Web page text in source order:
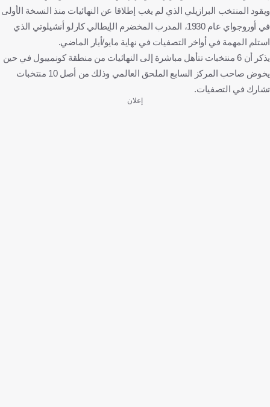
ويقود المنتخب البرازيلي الذي لم يغب إطلاقا عن النهائيات منذ النسخة الأولى
في أوروجواي عام 1930، المدرب المخضرم الإيطالي كارلو أنشيلوتي الذي
استلم المهمة في أواخر التصفيات في نهاية مايو/أيار الماضي.
يذكر أن 6 منتخبات تتأهل مباشرة إلى النهائيات من منطقة كونميبول في حين
يخوض صاحب المركز السابع الملحق العالمي وذلك من أصل 10 منتخبات
تشارك في التصفيات.
إعلان